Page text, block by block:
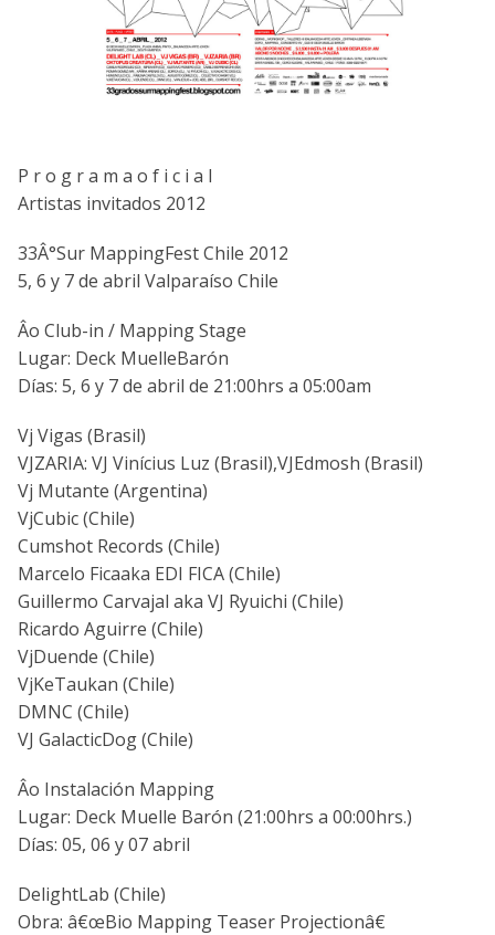
P r o g r a m a o f i c i a l
Artistas invitados 2012
33Â°Sur MappingFest Chile 2012
5, 6 y 7 de abril Valparaí­so Chile
Âo Club-in / Mapping Stage
Lugar: Deck MuelleBarón
Dí­as: 5, 6 y 7 de abril de 21:00hrs a 05:00am
Vj Vigas (Brasil)
VJZARIA: VJ Viní­cius Luz (Brasil),VJEdmosh (Brasil)
Vj Mutante (Argentina)
VjCubic (Chile)
Cumshot Records (Chile)
Marcelo Ficaaka EDI FICA (Chile)
Guillermo Carvajal aka VJ Ryuichi (Chile)
Ricardo Aguirre (Chile)
VjDuende (Chile)
VjKeTaukan (Chile)
DMNC (Chile)
VJ GalacticDog (Chile)
Âo Instalación Mapping
Lugar: Deck Muelle Barón (21:00hrs a 00:00hrs.)
Dí­as: 05, 06 y 07 abril
DelightLab (Chile)
Obra: â€œBio Mapping Teaser Projectionâ€